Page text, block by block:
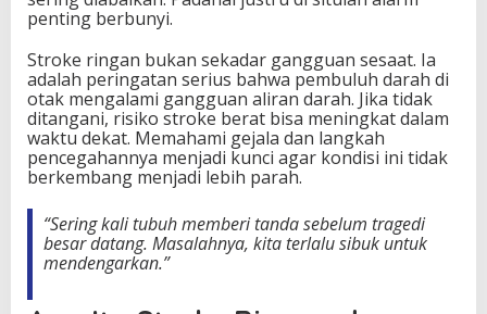
a
y
a
S
e
j
a
k
i
n
penting berbunyi.
Stroke ringan bukan sekadar gangguan sesaat. Ia
adalah peringatan serius bahwa pembuluh darah di
otak mengalami gangguan aliran darah. Jika tidak
ditangani, risiko stroke berat bisa meningkat dalam
waktu dekat. Memahami gejala dan langkah
pencegahannya menjadi kunci agar kondisi ini tidak
berkembang menjadi lebih parah.
“Sering kali tubuh memberi tanda sebelum tragedi
besar datang. Masalahnya, kita terlalu sibuk untuk
mendengarkan.”